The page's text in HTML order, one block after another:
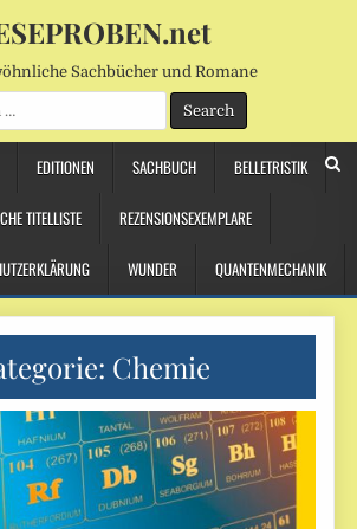
Sachbücher und Romane
EDITIONEN SACHBUCH BELLETRISTIK
TITELLISTE REZENSIONSEXEMPLARE
WUNDER QUANTENMECHANIK
Chemie